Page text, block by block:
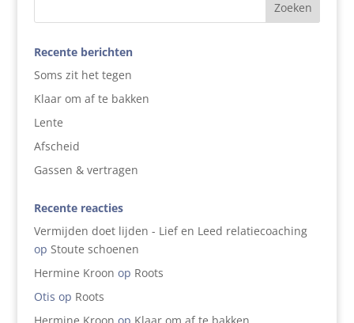
Recente berichten
Soms zit het tegen
Klaar om af te bakken
Lente
Afscheid
Gassen & vertragen
Recente reacties
Vermijden doet lijden - Lief en Leed relatiecoaching
op Stoute schoenen
Hermine Kroon op Roots
Otis op Roots